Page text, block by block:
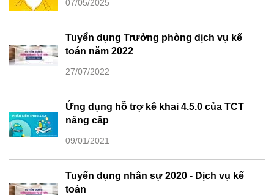
07/05/2025
Tuyển dụng Trưởng phòng dịch vụ kế
toán năm 2022
27/07/2022
Ứng dụng hỗ trợ kê khai 4.5.0 của TCT
nâng cấp
09/01/2021
Tuyển dụng nhân sự 2020 - Dịch vụ kế
toán